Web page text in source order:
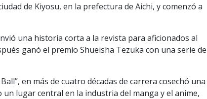
de Kiyosu, en la prefectura de Aichi, y comenzó a
una historia corta a la revista para aficionados al
ganó el premio Shueisha Tezuka con una serie de
en más de cuatro décadas de carrera cosechó una
lugar central en la industria del manga y el anime,